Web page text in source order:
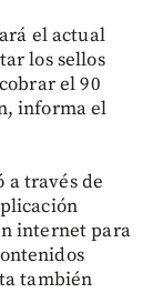
el actual
los sellos
el 90
informa el
través de
internet para
también